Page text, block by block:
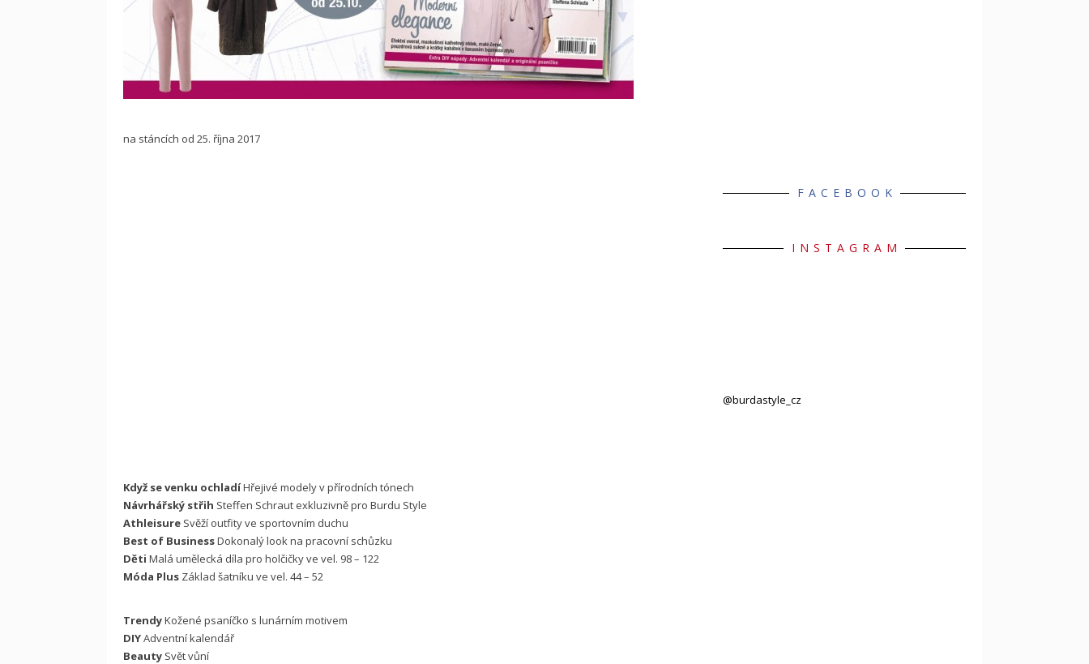
na stáncích od 25. října 2017
Když se venku ochladíHřejivé modely v přírodních tónech
Návrhářský střih Steffen Schraut exkluzivně pro Burdu Style
Athleisure Svěží outfity ve sportovním duchu
Best of BusinessDokonalý look na pracovní schůzku
Děti Malá umělecká díla pro holčičky ve vel. 98 – 122
Móda Plus Základ šatníku ve vel. 44 – 52
TrendyKožené psaníčko s lunárním motivem
DIYAdventní kalendář
Beauty Svět vůní
FACEBOOK
INSTAGRAM
@burdastyle_cz